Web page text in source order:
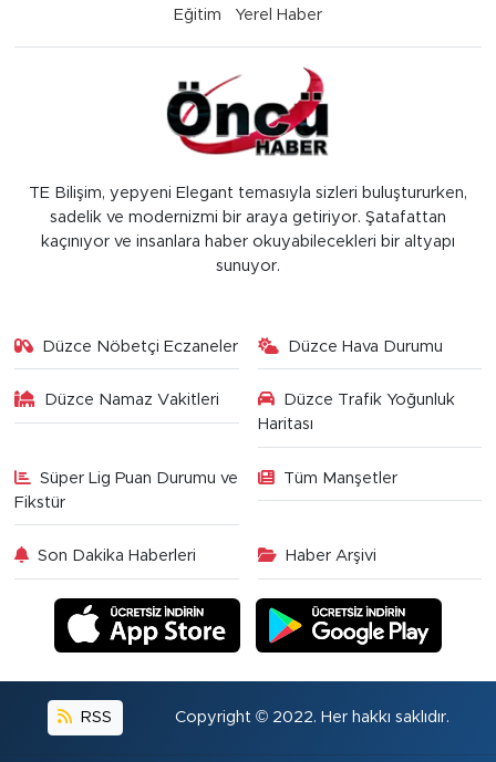
Eğitim
Yerel Haber
TE Bilişim, yepyeni Elegant temasıyla sizleri buluştururken,
sadelik ve modernizmi bir araya getiriyor. Şatafattan
kaçınıyor ve insanlara haber okuyabilecekleri bir altyapı
sunuyor.
Düzce Nöbetçi Eczaneler Düzce Hava Durumu
Düzce Namaz Vakitleri
Düzce Trafik Yoğunluk
Haritası
Süper Lig Puan Durumu ve
Fikstür
Tüm Manşetler
Son Dakika Haberleri Haber Arşivi
RSS Copyright © 2022. Her hakkı saklıdır.